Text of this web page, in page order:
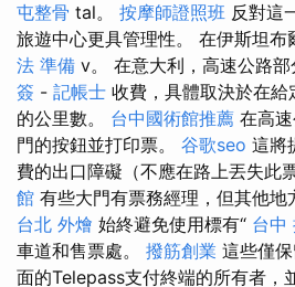
屯整骨 tal。 按摩師證照班 反對這
旅遊中心更具管理性。 在伊斯坦布
法 準備 v。 在意大利，高速公路
簽 - 記帳士 收費，具體取決於在
的公里數。 台中國術館推薦 在高
門的按鈕並打印票。 谷歌seo 這將
費的出口障礙（不應在路上丟失此
館 有些大門有票務經理，但其他地
台北 外燴 始終避免使用標有“ 台中
車道和售票處。 撥筋創業 這些僅
面的Telepass支付終端的所有者，